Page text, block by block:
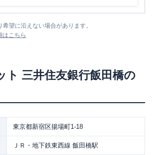
望に沿えない場合があります。
はこちら
ト 三井住友銀行飯田橋の
東京都新宿区揚場町1-18
ＪＲ・地下鉄東西線 飯田橋駅